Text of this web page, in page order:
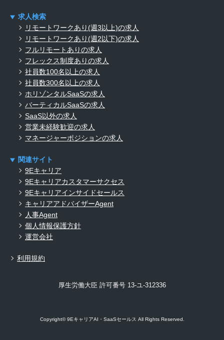
求人検索
リモートワークあり(週3以上)の求人
リモートワークあり(週2以下)の求人
フルリモートありの求人
フレックス制度ありの求人
社員数100名以上の求人
社員数300名以上の求人
ホリゾンタルSaaSの求人
バーティカルSaaSの求人
SaaS以外の求人
営業未経験歓迎の求人
マネージャーポジションの求人
関連サイト
9Eキャリア
9Eキャリアカスタマーサクセス
9Eキャリアインサイドセールス
キャリアアドバイザーAgent
人事Agent
個人情報保護方針
運営会社
利用規約
厚生労働大臣 許可番号 13-ユ-312336
Copyright© 9EキャリアAI・SaaSセールス All Rights Reserved.